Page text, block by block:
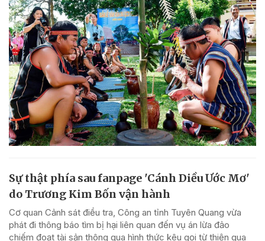
Sự thật phía sau fanpage 'Cánh Diều Ước Mơ'
do Trương Kim Bốn vận hành
Cơ quan Cảnh sát điều tra, Công an tỉnh Tuyên Quang vừa
phát đi thông báo tìm bị hại liên quan đến vụ án lừa đảo
chiếm đoạt tài sản thông qua hình thức kêu gọi từ thiện qua